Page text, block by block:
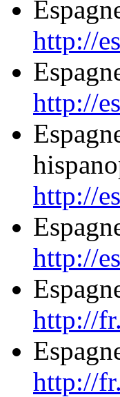
http://
http://
http://
http://
http://
http://